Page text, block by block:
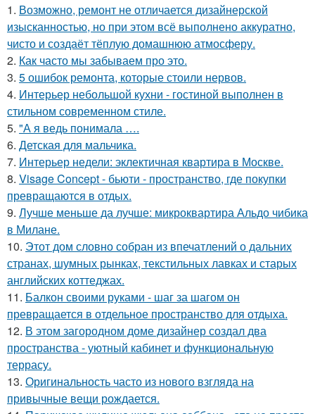
1. Возможно, ремонт не отличается дизайнерской
изысканностью, но при этом всё выполнено аккуратно,
чисто и создаёт тёплую домашнюю атмосферу.
2. Как часто мы забываем про это.
3. 5 ошибок ремонта, которые стоили нервов.
4. Интерьер небольшой кухни - гостиной выполнен в
стильном современном стиле.
5. "А я ведь понимала ….
6. Детская для мальчика.
7. Интерьер недели: эклектичная квартира в Москве.
8. Visage Concept - бьюти - пространство, где покупки
превращаются в отдых.
9. Лучше меньше да лучше: микроквартира Альдо чибика
в Милане.
10. Этот дом словно собран из впечатлений о дальних
странах, шумных рынках, текстильных лавках и старых
английских коттеджах.
11. Балкон своими руками - шаг за шагом он
превращается в отдельное пространство для отдыха.
12. В этом загородном доме дизайнер создал два
пространства - уютный кабинет и функциональную
террасу.
13. Оригинальность часто из нового взгляда на
привычные вещи рождается.